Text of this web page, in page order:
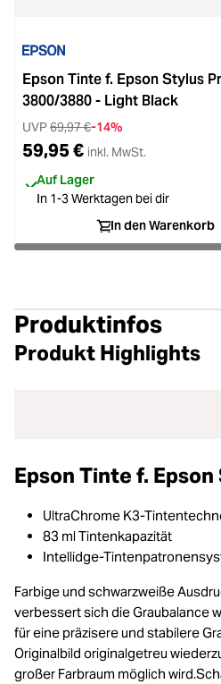
Epson Tinte f. Epson Stylus
3800/3880 - Light Black
UVP69,97 €-14%
59,95 € inkl. MwSt.
Auf Lager
In 1-3 Werktagen bei dir
In den Warenkorb
Produktinfos
Produkt Highlights
Epson Tinte f.
UltraChrome K3-
83 ml Tintenkapazität
Intellidge-
Farbige und schwarzweiße
verbessert sich die Graubalance
für eine präzisere und stabilere
Originalbild originalgetreu
großer Farbraum möglich